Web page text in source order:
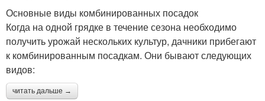
Основные виды комбинированных посадок
Когда на одной грядке в течение сезона необходимо
получить урожай нескольких культур, дачники прибегают
к комбинированным посадкам. Они бывают следующих
видов:
читать дальше →